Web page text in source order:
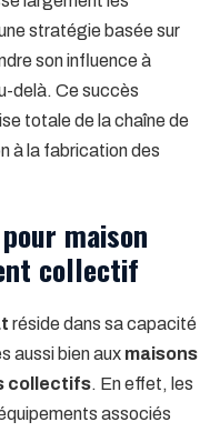
stratégie basée sur
son influence à
delà. Ce succès
totale de la chaîne de
à la fabrication des
maison
collectif
réside dans sa capacité
aussi bien aux maisons
collectifs. En effet, les
associés